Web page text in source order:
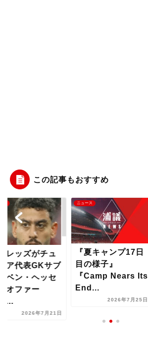
この記事もおすすめ
レッズがチュ
ア代表GKサブ
ベン・ヘッセ
オファー
...
2026年7月21日
ニュース
『夏キャンプ17日
目の様子』
『Camp Nears Its
End...
2026年7月25日